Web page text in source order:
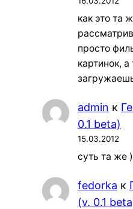
как это та
просто
картинок,
admin к
0.1 beta)
15.03.2012
суть та же )
fedorka к
(v. 0.1